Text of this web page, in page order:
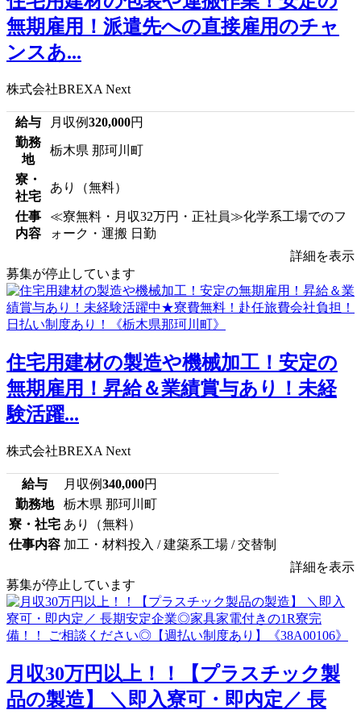
無期雇用！派遣先への直接雇用のチャ
ンスあ...
株式会社BREXA Next
給与 月収例320,000円
勤務
地
栃木県 那珂川町
寮・
社宅
あり（無料）
仕事
内容
≪寮無料・月収32万円・正社員≫化学系工場でのフ
ォーク・運搬 日勤
詳細を表示
募集が停止しています
住宅用建材の製造や機械加工！安定の
無期雇用！昇給＆業績賞与あり！未経
験活躍...
株式会社BREXA Next
給与 月収例340,000円
勤務地
栃木県 那珂川町
寮・社宅 あり（無料）
仕事内容 加工・材料投入 / 建築系工場 / 交替制
詳細を表示
募集が停止しています
月収30万円以上！！【プラスチック製
品の製造】 ＼即入寮可・即内定／ 長